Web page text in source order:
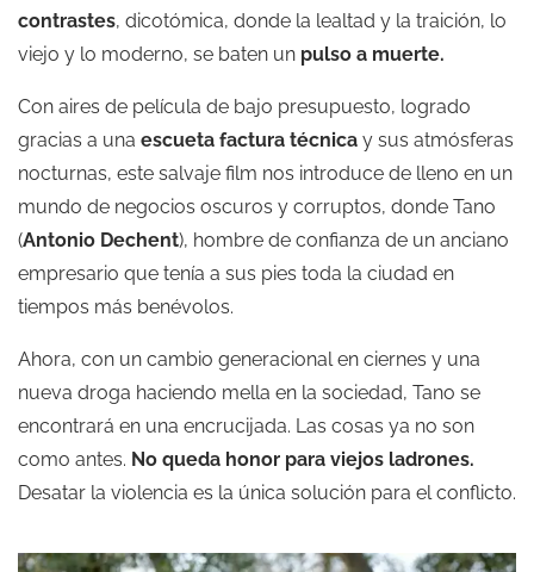
contrastes, dicotómica, donde la lealtad y la traición, lo
viejo y lo moderno, se baten un pulso a muerte.
Con aires de película de bajo presupuesto, logrado
gracias a una escueta factura técnica y sus atmósferas
nocturnas, este salvaje film nos introduce de lleno en un
mundo de negocios oscuros y corruptos, donde Tano
(Antonio Dechent), hombre de confianza de un anciano
empresario que tenía a sus pies toda la ciudad en
tiempos más benévolos.
Ahora, con un cambio generacional en ciernes y una
nueva droga haciendo mella en la sociedad, Tano se
encontrará en una encrucijada. Las cosas ya no son
como antes. No queda honor para viejos ladrones.
Desatar la violencia es la única solución para el conflicto.